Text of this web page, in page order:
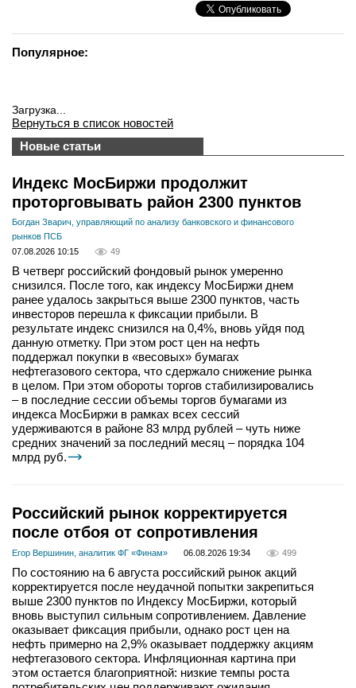
Популярное:
Загрузка...
Вернуться в список новостей
Новые статьи
Индекс МосБиржи продолжит
проторговывать район 2300 пунктов
Богдан Зварич, управляющий по анализу банковского и финансового
рынков ПСБ
07.08.2026 10:15
49
В четверг российский фондовый рынок умеренно
снизился. После того, как индексу МосБиржи днем
ранее удалось закрыться выше 2300 пунктов, часть
инвесторов перешла к фиксации прибыли. В
результате индекс снизился на 0,4%, вновь уйдя под
данную отметку. При этом рост цен на нефть
поддержал покупки в «весовых» бумагах
нефтегазового сектора, что сдержало снижение рынка
в целом. При этом обороты торгов стабилизировались
– в последние сессии объемы торгов бумагами из
индекса МосБиржи в рамках всех сессий
удерживаются в районе 83 млрд рублей – чуть ниже
средних значений за последний месяц – порядка 104
млрд руб.
Российский рынок корректируется
после отбоя от сопротивления
Егор Вершинин, аналитик ФГ «Финам» 06.08.2026 19:34 499
По состоянию на 6 августа российский рынок акций
корректируется после неудачной попытки закрепиться
выше 2300 пунктов по Индексу МосБиржи, который
вновь выступил сильным сопротивлением. Давление
оказывает фиксация прибыли, однако рост цен на
нефть примерно на 2,9% оказывает поддержку акциям
нефтегазового сектора. Инфляционная картина при
этом остается благоприятной: низкие темпы роста